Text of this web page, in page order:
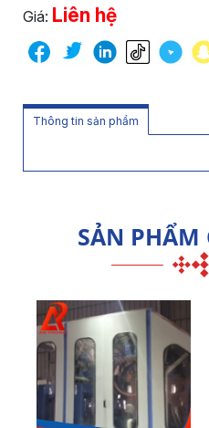
Giá: Liên hệ
Thông tin sản phẩm
SẢN PHẨM